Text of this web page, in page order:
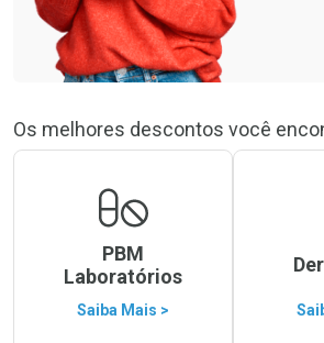
Os melhores descontos você
PBM
Laboratórios
Saiba Mais >